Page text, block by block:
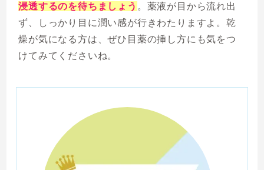
浸透するのを待ちましょう 。薬液が目から流れ出
ず、しっかり目に潤い感が行きわたりますよ。乾
燥が気になる方は、ぜひ目薬の挿し方にも気をつ
けてみてくださいね。